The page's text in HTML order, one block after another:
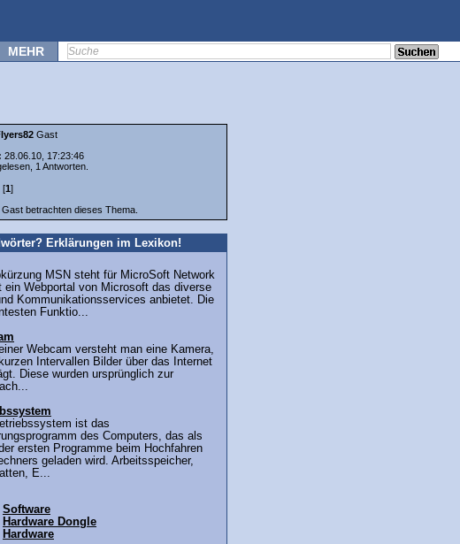
MEHR
Gast
28.06.10, 17:23:46
1 Antworten.
[1]
betrachten dieses Thema.
Erklärungen im Lexikon!
MSN steht für MicroSoft Network
ein Webportal von Microsoft das diverse
Kommunikationsservices anbietet. Die
Funktio...
Webcam versteht man eine Kamera,
Intervallen Bilder über das Internet
Diese wurden ursprünglich zur
ist das
des Computers, das als
ersten Programme beim Hochfahren
geladen wird. Arbeitsspeicher,
E...
Software
Hardware Dongle
Hardware